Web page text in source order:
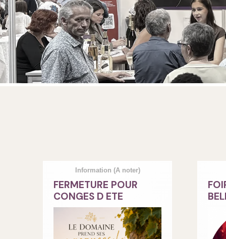
Information (A noter)
FERMETURE POUR
CONGES D ETE